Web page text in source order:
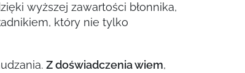
wyższej zawartości błonnika,
który nie tylko
Z doświadczenia wiem,